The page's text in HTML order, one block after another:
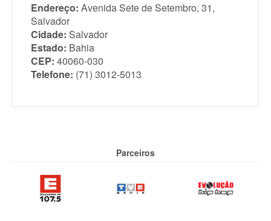
Endereço: Avenida Sete de Setembro, 31,
Salvador
Cidade: Salvador
Estado: Bahia
CEP: 40060-030
Telefone: (71) 3012-5013
Parceiros